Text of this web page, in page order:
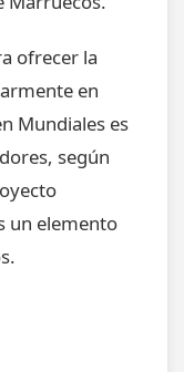
ofrecer la
en
Mundiales es
según
un elemento